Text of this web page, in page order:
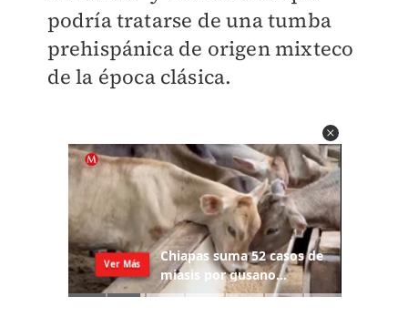
podría tratarse de una tumba
prehispánica de origen mixteco
de la época clásica.